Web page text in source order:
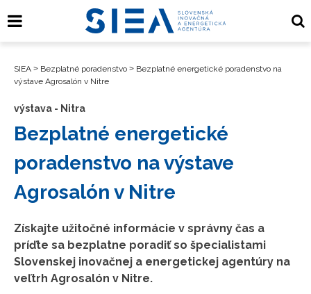
SIEA > Bezplatné poradenstvo > Bezplatné energetické poradenstvo na
výstave Agrosalón v Nitre
výstava - Nitra
Bezplatné energetické
poradenstvo na výstave
Agrosalón v Nitre
Získajte užitočné informácie v správny čas a
príďte sa bezplatne poradiť so špecialistami
Slovenskej inovačnej a energetickej agentúry na
veľtrh Agrosalón v Nitre.